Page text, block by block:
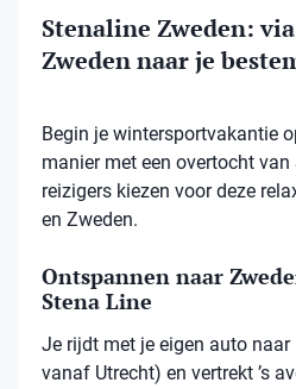
Stenaline Zweden:
Zweden naar je
Begin je wintersportvakantie
manier met een overtocht van
reizigers kiezen voor deze
en Zweden.
Ontspannen naar
Stena Line
Je rijdt met je eigen auto naar
vanaf Utrecht) en vertrekt ’s